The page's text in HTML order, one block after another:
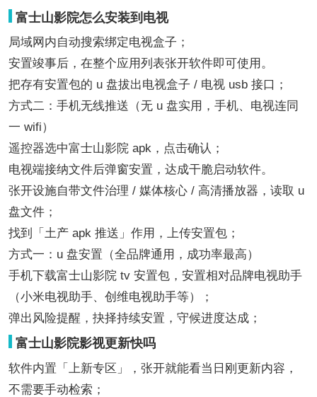
富士山影院怎么安装到电视
局域网内自动搜索绑定电视盒子；
安置竣事后，在整个应用列表张开软件即可使用。
把存有安置包的 u 盘拔出电视盒子 / 电视 usb 接口；
方式二：手机无线推送（无 u 盘实用，手机、电视连同
一 wifi）
遥控器选中富士山影院 apk，点击确认；
电视端接纳文件后弹窗安置，达成干脆启动软件。
张开设施自带文件治理 / 媒体核心 / 高清播放器，读取 u
盘文件；
找到「土产 apk 推送」作用，上传安置包；
方式一：u 盘安置（全品牌通用，成功率最高）
手机下载富士山影院 tv 安置包，安置相对品牌电视助手
（小米电视助手、创维电视助手等）；
弹出风险提醒，抉择持续安置，守候进度达成；
富士山影院影视更新快吗
软件内置「上新专区」，张开就能看当日刚更新内容，
不需要手动检索；